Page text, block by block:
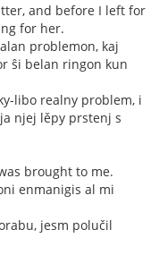
and before I left for
for her.
problemon, kaj
ŝi belan ringon kun
libo realny problem, i
njej lěpy prstenj s
brought to me.
enmanigis al mi
jesm polučil